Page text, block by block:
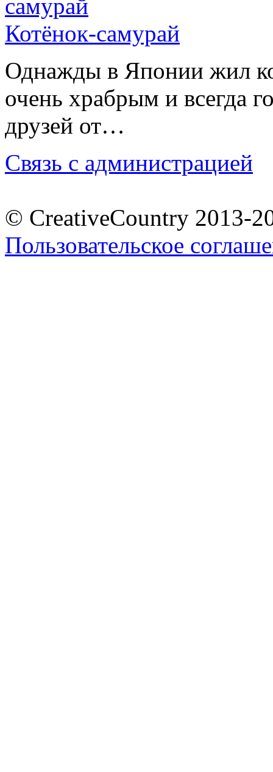
Котёнок-самурай
Однажды в Японии жил
очень храбрым и всегда
друзей от…
Связь с администрацией
© CreativeCountry 2013-
Пользовательское